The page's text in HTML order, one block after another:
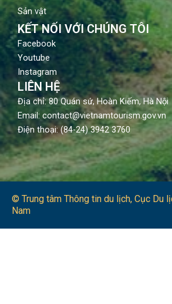
Sản vật
KẾT NỐI VỚI CHÚNG TÔI
Facebook
Youtube
Instagram
LIÊN HỆ
Địa chỉ: 80 Quán sứ, Hoàn Kiếm, Hà Nội
Email: contact@vietnamtourism.gov.vn
Điện thoại: (84-24) 3942 3760
© Trung tâm Thông tin du lịch​, Cục Du
Nam